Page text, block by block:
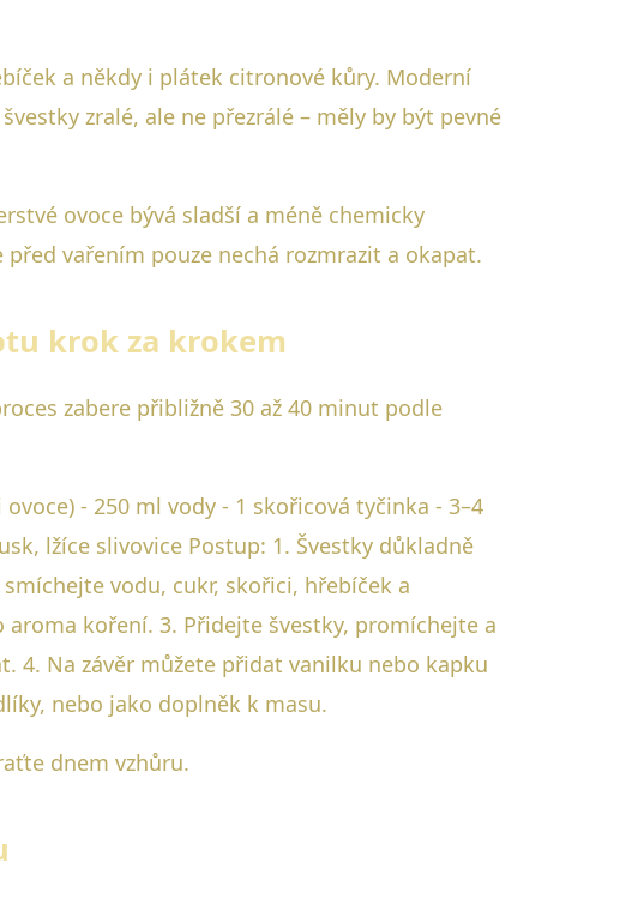
a někdy i plátek citronové kůry. Moderní
zralé, ale ne přezrálé – měly by být pevné
ovoce bývá sladší a méně chemicky
vařením pouze nechá rozmrazit a okapat.
krok za krokem
zabere přibližně 30 až 40 minut podle
- 250 ml vody - 1 skořicová tyčinka - 3–4
lžíce slivovice Postup: 1. Švestky důkladně
vodu, cukr, skořici, hřebíček a
koření. 3. Přidejte švestky, promíchejte a
4. Na závěr můžete přidat vanilku nebo kapku
nebo jako doplněk k masu.
dnem vzhůru.